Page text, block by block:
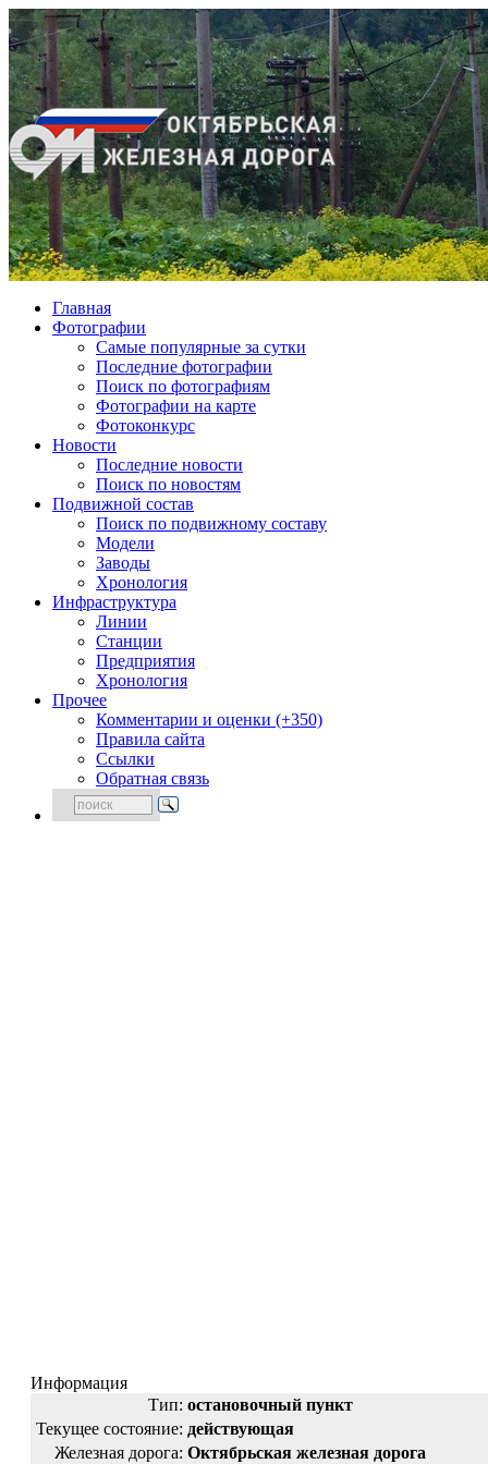
Главная
Фотографии
Cамые популярные за сутки
Последние фотографии
Поиск по фотографиям
Фотографии на карте
Фотоконкурс
Новости
Последние новости
Поиск по новостям
Подвижной состав
Поиск по подвижному составу
Модели
Заводы
Хронология
Инфраструктура
Линии
Станции
Предприятия
Хронология
Прочее
Комментарии и оценки (+350)
Правила сайта
Ссылки
Обратная связь
Информация
Тип: остановочный пункт
Текущее состояние: действующая
Железная дорога: Октябрьская железная дорога